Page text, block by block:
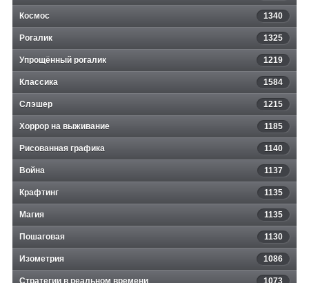
Космос 1340
Рогалик 1325
Упрощённый рогалик 1219
Классика 1584
Слэшер 1215
Хоррор на выживание 1185
Рисованная графика 1140
Война 1137
Крафтинг 1135
Магия 1135
Пошаговая 1130
Изометрия 1086
Стратегии в реальном времени 1073